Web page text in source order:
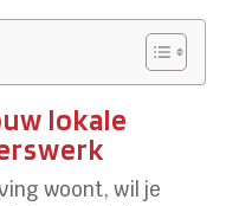
lokale
woont, wil je